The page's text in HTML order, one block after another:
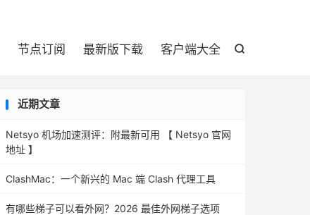

节点订阅 最新版下载 客户端大全
近期文章
Netsyo 机场加速测评：附最新可用 【 Netsyo 官网
地址 】
ClashMac：一个新兴的 Mac 端 Clash 代理工具
有哪些梯子可以看外网？2026 最佳外网梯子选项